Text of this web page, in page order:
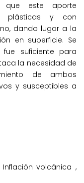
que este aporte
plásticas y con
dando lugar a la
en superficie. Se
suficiente para
la necesidad de
de ambos
y susceptibles a
Inflación volcánica,